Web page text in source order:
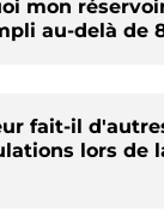
mon
au-delà de
fait-il
lors de